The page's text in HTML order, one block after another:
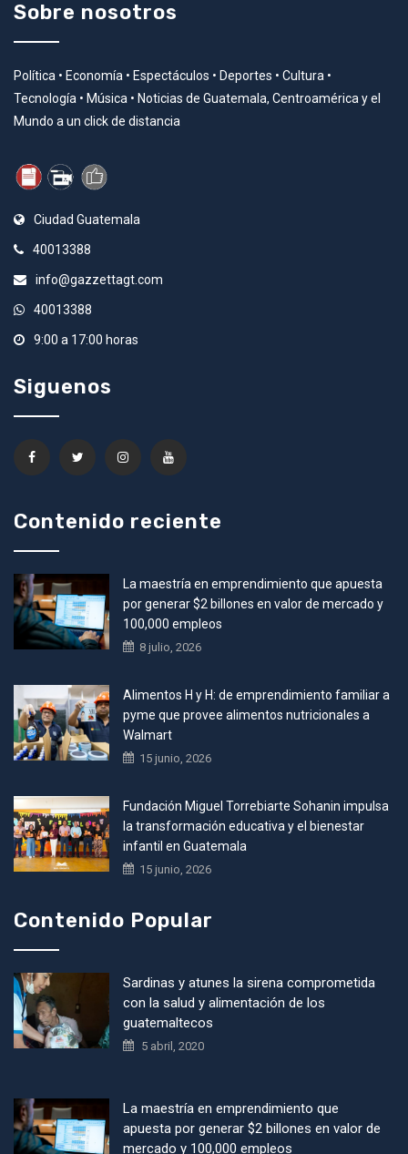
Sobre nosotros
Política • Economía • Espectáculos • Deportes • Cultura •
Tecnología • Música • Noticias de Guatemala, Centroamérica y el
Mundo a un click de distancia
Ciudad Guatemala
40013388
info@gazzettagt.com
40013388
9:00 a 17:00 horas
Siguenos
Contenido reciente
La maestría en emprendimiento que apuesta
por generar $2 billones en valor de mercado y
100,000 empleos
8 julio, 2026
Alimentos H y H: de emprendimiento familiar a
pyme que provee alimentos nutricionales a
Walmart
15 junio, 2026
Fundación Miguel Torrebiarte Sohanin impulsa
la transformación educativa y el bienestar
infantil en Guatemala
15 junio, 2026
Contenido Popular
Sardinas y atunes la sirena comprometida
con la salud y alimentación de los
guatemaltecos
5 abril, 2020
La maestría en emprendimiento que
apuesta por generar $2 billones en valor de
mercado y 100,000 empleos